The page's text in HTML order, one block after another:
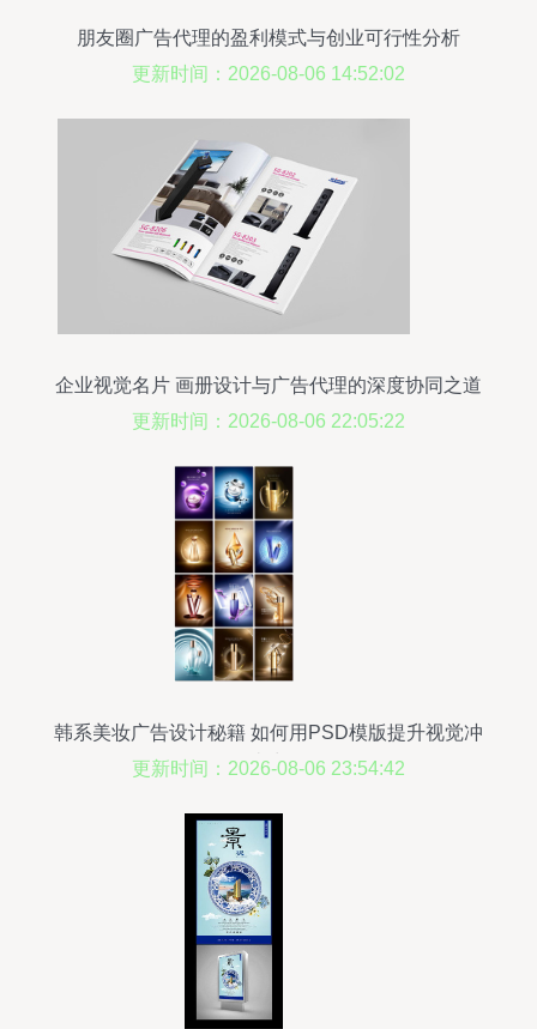
朋友圈广告代理的盈利模式与创业可行性分析
更新时间：2026-08-06 14:52:02
企业视觉名片 画册设计与广告代理的深度协同之道
更新时间：2026-08-06 22:05:22
韩系美妆广告设计秘籍 如何用PSD模版提升视觉冲
击力
更新时间：2026-08-06 23:54:42